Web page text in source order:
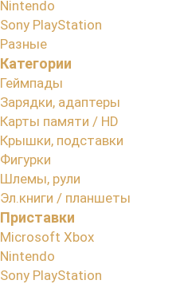
Nintendo
Sony PlayStation
Разные
Категории
Геймпады
Зарядки, адаптеры
Карты памяти / HD
Крышки, подставки
Фигурки
Шлемы, рули
Эл.книги / планшеты
Приставки
Microsoft Xbox
Nintendo
Sony PlayStation